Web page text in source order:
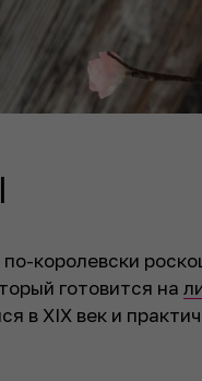
королевски
готовится на
в XIX век и